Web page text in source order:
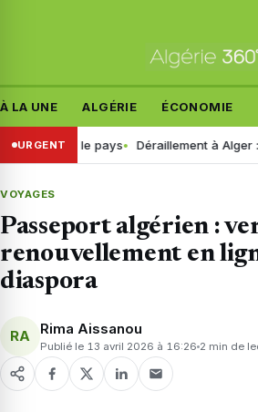
À LA UNE ALGÉRIE ÉCONOMIE
URGENT
le pays Déraillement à Alger : la
VOYAGES
Passeport algérien :
renouvellement en
diaspora
RA Rima Aissanou
Publié le 13 avril 2026 à 16:26 2 min de